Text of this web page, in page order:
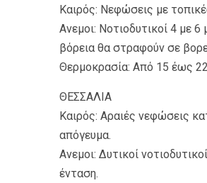
Καιρός: Νεφώσεις με
Ανεμοι: Νοτιοδυτικοί 4 με
βόρεια θα στραφούν σε
Θερμοκρασία: Από 15 έως
ΘΕΣΣΑΛΙΑ
Καιρός: Αραιές νεφώσεις
απόγευμα.
Ανεμοι: Δυτικοί
ένταση.